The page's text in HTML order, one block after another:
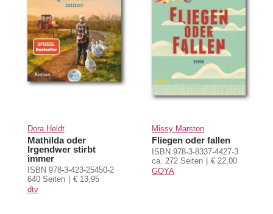
Dora Heldt
Mathilda oder
Irgendwer stirbt
immer
ISBN 978-3-423-25450-2
640 Seiten
€ 13,95
dtv
Missy Marston
Fliegen oder fallen
ISBN 978-3-8337-4427-3
ca. 272 Seiten
€ 22,00
GOYA